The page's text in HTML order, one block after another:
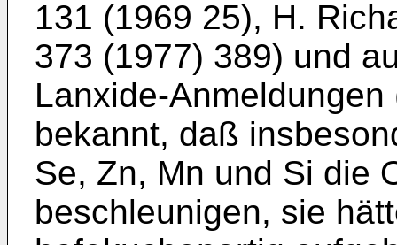
131 (1969 25), H.
373 (1977) 389) und
Lanxide-
bekannt, daß
Se, Zn, Mn und Si die
beschleunigen, sie